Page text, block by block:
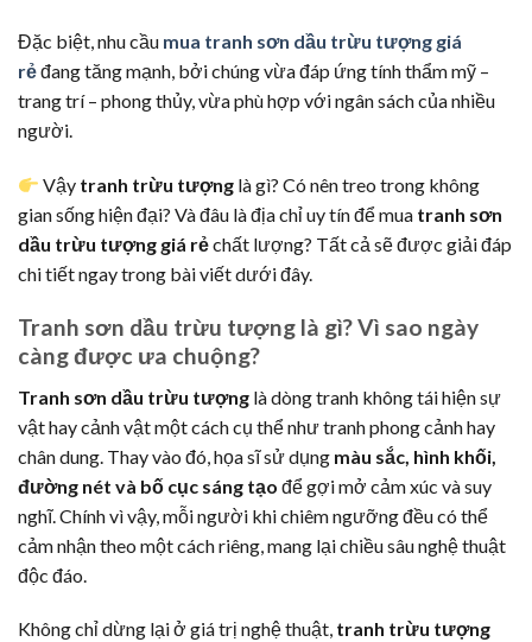
Đặc biệt, nhu cầu mua tranh sơn dầu trừu tượng giá
rẻđang tăng mạnh, bởi chúng vừa đáp ứng tính thẩm mỹ –
trang trí – phong thủy, vừa phù hợp với ngân sách của nhiều
người.
Vậy tranh trừu tượng là gì? Có nên treo trong không
gian sống hiện đại? Và đâu là địa chỉ uy tín để mua tranh sơn
dầu trừu tượng giá rẻchất lượng? Tất cả sẽ được giải đáp
chi tiết ngay trong bài viết dưới đây.
Tranh sơn dầu trừu tượng là gì? Vì sao ngày
càng được ưa chuộng?
Tranh sơn dầu trừu tượng là dòng tranh không tái hiện sự
vật hay cảnh vật một cách cụ thể như tranh phong cảnh hay
chân dung. Thay vào đó, họa sĩ sử dụng màu sắc, hình khối,
đường nét và bố cục sáng tạo để gợi mở cảm xúc và suy
nghĩ. Chính vì vậy, mỗi người khi chiêm ngưỡng đều có thể
cảm nhận theo một cách riêng, mang lại chiều sâu nghệ thuật
độc đáo.
Không chỉ dừng lại ở giá trị nghệ thuật, tranh trừu tượng